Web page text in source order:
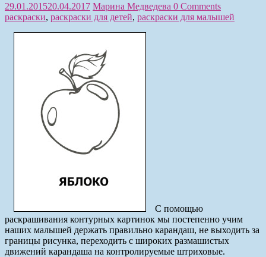
29.01.201520.04.2017 Марина Медведева 0 Comments
раскраски, раскраски для детей, раскраски для малышей
С помощью
раскрашивания контурных картинок мы постепенно учим
наших малышей держать правильно карандаш, не выходить за
границы рисунка, переходить с широких размашистых
движений карандаша на контролируемые штриховые.